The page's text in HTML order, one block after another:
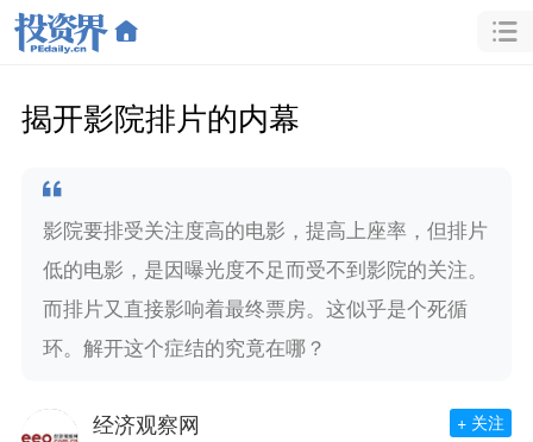
揭开影院排片的内幕
影院要排受关注度高的电影，提高上座率，但排片
低的电影，是因曝光度不足而受不到影院的关注。
而排片又直接影响着最终票房。这似乎是个死循
环。解开这个症结的究竟在哪？
经济观察网 + 关注